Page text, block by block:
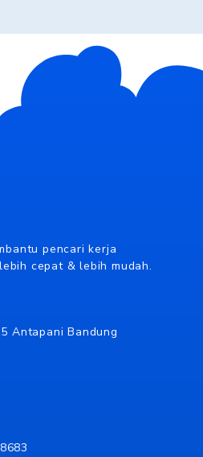
pencari kerja
cepat & lebih mudah.
Antapani Bandung